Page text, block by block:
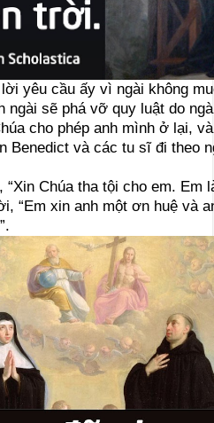
yêu cầu ấy vì ngài không
ngài sẽ phá vỡ quy luật do
cho phép anh mình ở lại,
Benedict và các tu sĩ đi theo
“Xin Chúa tha tội cho em. Em
“Em xin anh một ơn huệ và